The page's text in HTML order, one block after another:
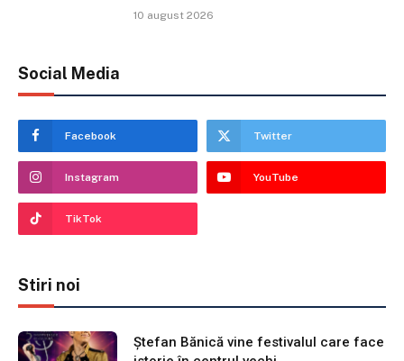
10 august 2026
Social Media
Facebook Twitter
Instagram YouTube
TikTok
Stiri noi
Ștefan Bănică vine festivalul care face